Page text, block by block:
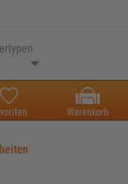
Warenkorb